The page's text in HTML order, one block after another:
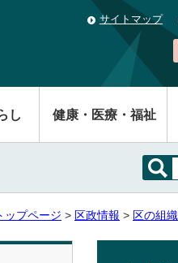
サイトマップ
し 健康・医療・福祉
ップページ > 区政情報 > 区の組織